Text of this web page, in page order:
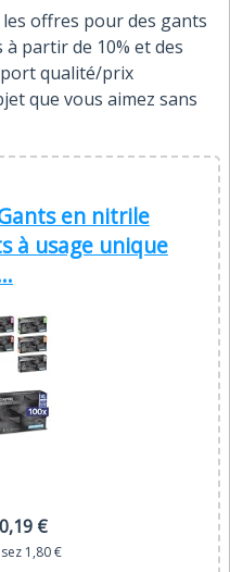
offres pour des gants
partir de 10% et des
qualité/prix
que vous aimez sans
en nitrile
à usage unique
€
1,80 €